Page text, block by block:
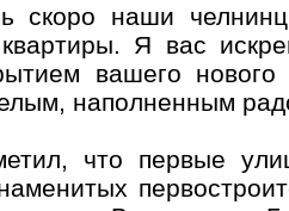
скоро наши
Я вас
вашего нового
наполненным
что первые